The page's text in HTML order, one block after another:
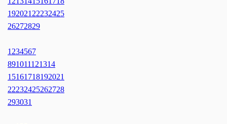
192021 22232425
26272829
1 234567
891011121314
15161718192021
22232425262728
293031